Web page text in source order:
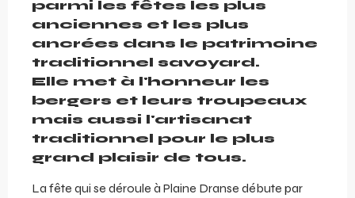
parmi les fêtes les plus
anciennes et les plus
ancrées dans le patrimoine
traditionnel savoyard.
Elle met à l'honneur les
bergers et leurs troupeaux
mais aussi l'artisanat
traditionnel pour le plus
grand plaisir de tous.
La fête qui se déroule à Plaine Dranse débute par